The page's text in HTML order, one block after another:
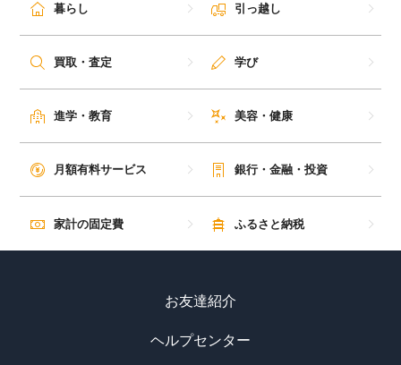
暮らし 引っ越し
買取・査定 学び
進学・教育 美容・健康
月額有料サービス 銀行・金融・投資
家計の固定費 ふるさと納税
お友達紹介
ヘルプセンター